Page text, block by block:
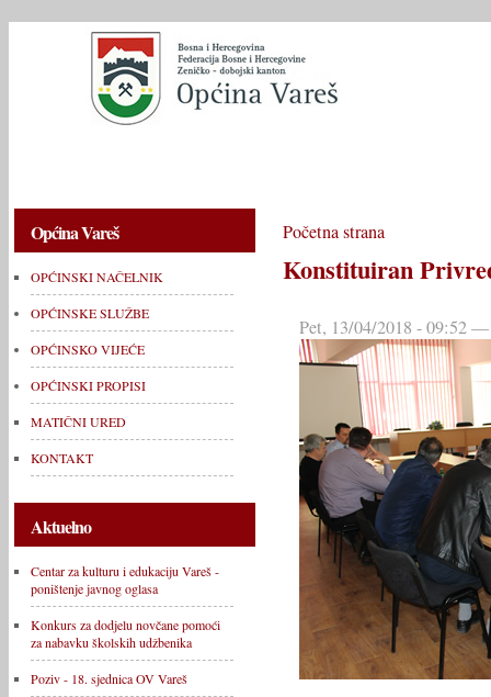
Općina Vareš
OPĆINSKI NAČELNIK
OPĆINSKE SLUŽBE
OPĆINSKO VIJEĆE
OPĆINSKI PROPISI
MATIČNI URED
KONTAKT
Aktuelno
Centar za kulturu i edukaciju Vareš -
poništenje javnog oglasa
Konkurs za dodjelu novčane pomoći
za nabavku školskih udžbenika
Poziv - 18. sjednica OV Vareš
Početna strana
Konstituiran
Pet, 13/04/2018 - 09:52